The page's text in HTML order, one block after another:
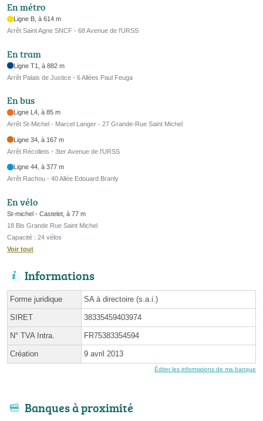
En métro
Ligne B, à 614 m
Arrêt Saint Agne SNCF - 68 Avenue de l'URSS
En tram
Ligne T1, à 882 m
Arrêt Palais de Justice - 6 Allées Paul Feuga
En bus
Ligne L4, à 85 m
Arrêt St-Michel - Marcel Langer - 27 Grande-Rue Saint Michel
Ligne 34, à 167 m
Arrêt Récollets - 3ter Avenue de l'URSS
Ligne 44, à 377 m
Arrêt Rachou - 40 Allée Edouard Branly
En vélo
St-michel - Castelet, à 77 m
18 Bis Grande Rue Saint Michel
Capacité : 24 vélos
Voir tout
Informations
Forme juridique SA à directoire (s.a.i.)
SIRET 38335459403974
N° TVA Intra. FR75383354594
Création 9 avril 2013
Éditer les informations de ma banque
Banques à proximité